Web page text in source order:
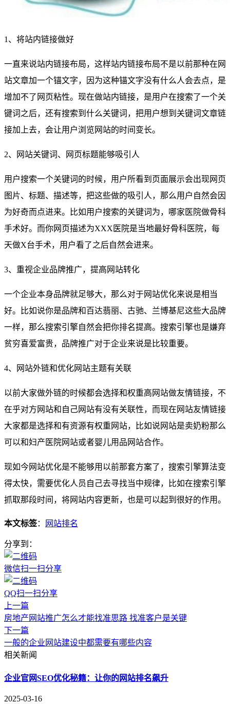
1、将站内链接做好
一直来说站内链接布局，这样站内链接布局不是以前那种在网
站文章加一个锚文字，因为这种锚文字没有什么人会去点，是
增加不了网页粘性。现在做站内链接，是用户在搜索了一个关
键词之后，还有搜索到什么关键词，把用户想到关键词文章链
接加上去，会让用户浏览网站的时间变长。
2、网站关键词、网页标题能够吸引人
用户搜索一个关键词的时候，用户所看到页面展示会出现网页
图片、标题、描述等，把这些做的吸引人，那么用户自然会因
为好奇而点进来。比如用户搜索的关键词为，哪家医院做骨科
手术好。而你网页描述为XXX医院是当地最好骨科医院，每
天做X台手术，用户看了之后自然会进来。
3、重视企业品牌推广，提高网站转化
一个企业本身品牌就足够大，那么对于网站优化来说是相当
好。比如说你是品牌和百达翡丽、古驰、兰博基尼这些大品牌
一样，那么搜索引擎自然会把你排名提高。搜索引擎也是嫌弃
贫穷喜爱富贵，品牌推广对于企业来说是比较重要。
4、网站外链和优化网站主题有关联
以前大家做外链的时候都会选择和权重高网站做友情链接，不
在乎对方网站和自己网站有没有关联性，而现在网站友情链接
大家都是选择和有资源有权重网站，比如说网站是卖奶粉那么
可以和妇产医院网站或者婴儿用品网站合作。
现如今网站优化是不能够用以前那套方案了，搜索引擎算法变
得太快，需要优化人员自己去寻找当中规律，比如在搜索引擎
抓取那段时间，将网站内容更新，也是可以起到很好的作用。
本文标签： 网站排名
分享到：
微信扫一扫分享
QQ扫一扫分享
上一篇
房地产网站推广怎么才能找准思路 找准客户是关键
下一篇
一般的企业网站建设中都需要有哪些内容
相关新闻
企业官网SEO优化秘籍：让你的网站排名飙升​
2025-03-16